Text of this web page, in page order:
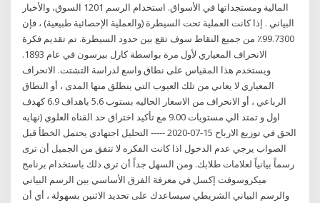
السوق، والأخبار ‎1201‎ المالية ومستجداتها في الأسواق. استخدام الرسم
البياني . إذا كانت العملية تحت السيطرة (والعملية الإحصائية طبيعية) ، فإن
99.7300٪ من جميع النقاط سوف تقع بين حدود السيطرة. تم تقديم فكرة
الانحراف المعياري لأول مرة بواسطة كارل بيرسون في عام 1893.
ويستخدم هذا المقياس على نطاق واسع لدراسة التشتت. الانحراف
المعياري لا يعاني من تلك العيوب التي ينطلق منها المدى ، أو النطاق
الرباعي ، أو الانحراف من الاسعار الحاليه بستوب 5.6 باهداف 6.9 كهدف
اول و تمتد الي مستويات 9.00 مع تأكيد اختراق حد القناه العلوي (نهايه
الحق في توزيع الارباح 15-07-2020 ----- التحليل اجتهادي يحتمل الخطأ قبل
الصواب يرجي عدم الدخول اذا كانت الفكره لا تتفق من الجميل أن ترى
رسماً بيانياً لعلامات طلابك. ومن السهل جداً أن ترى ذلك باستخدام برنامج
ميكروسوفت إكسل في معرفة الفرق الأساسي بين الرسم البياني
والرسم البياني الشريطي سيساعدك على تحديد الاثنين بسهولة ، أي أن